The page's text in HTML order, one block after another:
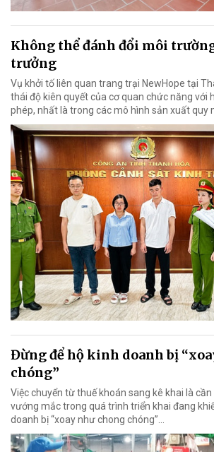
Không thể đánh đổi môi
trưởng
Vụ khởi tố liên quan trang trại NewHope tại
thái độ kiên quyết của cơ quan chức năng với
phép, nhất là trong các mô hình sản xuất quy
Đừng để hộ kinh doanh bị
chóng”
Việc chuyển từ thuế khoán sang kê khai là
vướng mắc trong quá trình triển khai đang
doanh bị “xoay như chong chóng”…